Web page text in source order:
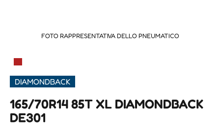
FOTO RAPPRESENTATIVA DELLO PNEUMATICO
▀
DIAMONDBACK
165/70R14 85T XL DIAMONDBACK
DE301